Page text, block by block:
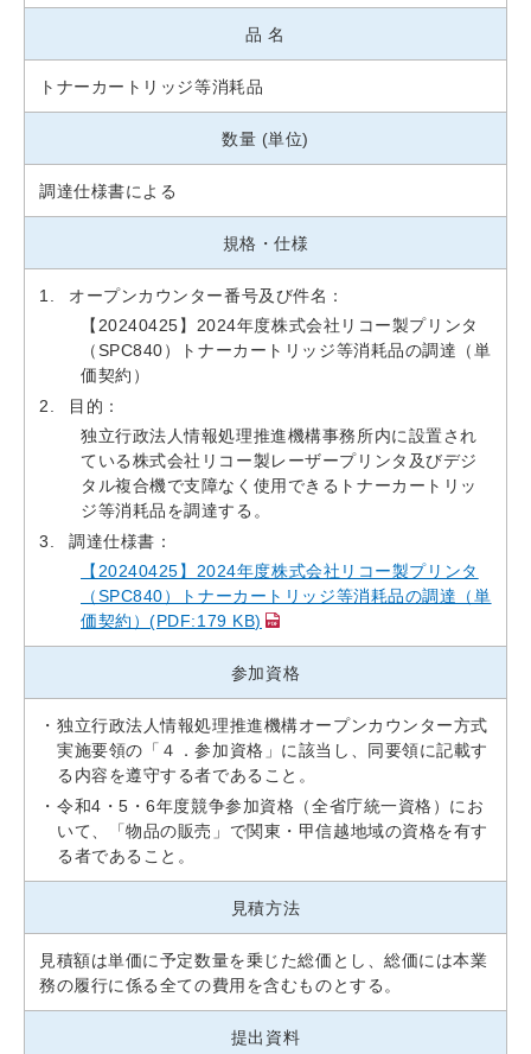
品 名
トナーカートリッジ等消耗品
数量 (単位)
調達仕様書による
規格・仕様
オープンカウンター番号及び件名：
【20240425】2024年度株式会社リコー製プリンタ
（SPC840）トナーカートリッジ等消耗品の調達（単
価契約）
目的：
独立行政法人情報処理推進機構事務所内に設置され
ている株式会社リコー製レーザープリンタ及びデジ
タル複合機で支障なく使用できるトナーカートリッ
ジ等消耗品を調達する。
調達仕様書：
【20240425】2024年度株式会社リコー製プリンタ
（SPC840）トナーカートリッジ等消耗品の調達（単
価契約）(PDF:179 KB)
参加資格
独立行政法人情報処理推進機構オープンカウンター方式
実施要領の「４．参加資格」に該当し、同要領に記載す
る内容を遵守する者であること。
令和4・5・6年度競争参加資格（全省庁統一資格）にお
いて、「物品の販売」で関東・甲信越地域の資格を有す
る者であること。
見積方法
見積額は単価に予定数量を乗じた総価とし、総価には本業
務の履行に係る全ての費用を含むものとする。
提出資料